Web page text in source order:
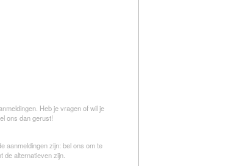
Heb je vragen of wil je
ons dan gerust!
aanmeldingen zijn: bel ons om te
de alternatieven zijn.